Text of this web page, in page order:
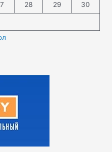
28 29 30